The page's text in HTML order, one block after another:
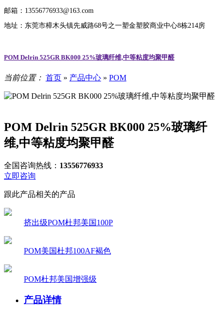
邮箱：13556776933@163.com
地址：东莞市樟木头镇先威路68号之一塑金塑胶商业中心8栋214房
POM Delrin 525GR BK000 25%玻璃纤维,中等粘度均聚甲醛
当前位置： 首页 » 产品中心 » POM
POM Delrin 525GR BK000 25%玻璃纤
维,中等粘度均聚甲醛
全国咨询热线： 13556776933
立即咨询
跟此产品相关的产品
挤出级POM杜邦美国100P
POM美国杜邦100AF褐色
POM杜邦美国增强级
产品详情